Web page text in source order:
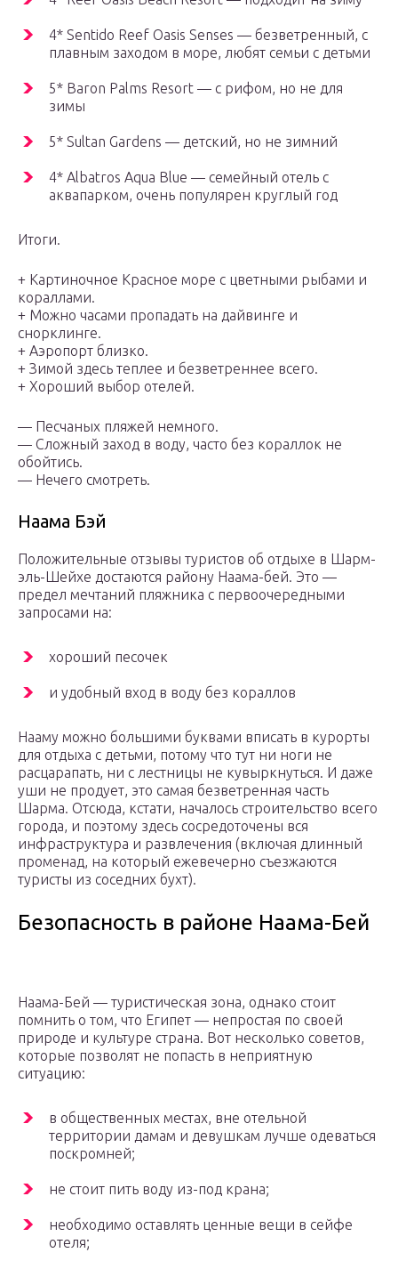
4* Sentido Reef Oasis Senses — безветренный, с
плавным заходом в море, любят семьи с детьми
5* Baron Palms Resort — с рифом, но не для
зимы
5* Sultan Gardens — детский, но не зимний
4* Albatros Aqua Blue — семейный отель с
аквапарком, очень популярен круглый год
Итоги.
+ Картиночное Красное море с цветными рыбами и
кораллами.
+ Можно часами пропадать на дайвинге и
снорклинге.
+ Аэропорт близко.
+ Зимой здесь теплее и безветреннее всего.
+ Хороший выбор отелей.
— Песчаных пляжей немного.
— Сложный заход в воду, часто без кораллок не
обойтись.
— Нечего смотреть.
Наама Бэй
Положительные отзывы туристов об отдыхе в Шарм-
эль-Шейхе достаются району Наама-бей. Это —
предел мечтаний пляжника с первоочередными
запросами на:
хороший песочек
и удобный вход в воду без кораллов
Нааму можно большими буквами вписать в курорты
для отдыха с детьми, потому что тут ни ноги не
расцарапать, ни с лестницы не кувыркнуться. И даже
уши не продует, это самая безветренная часть
Шарма. Отсюда, кстати, началось строительство всего
города, и поэтому здесь сосредоточены вся
инфраструктура и развлечения (включая длинный
променад, на который ежевечерно съезжаются
туристы из соседних бухт).
Безопасность в районе Наама-Бей
Наама-Бей — туристическая зона, однако стоит
помнить о том, что Египет — непростая по своей
природе и культуре страна. Вот несколько советов,
которые позволят не попасть в неприятную
ситуацию:
в общественных местах, вне отельной
территории дамам и девушкам лучше одеваться
поскромней;
не стоит пить воду из-под крана;
необходимо оставлять ценные вещи в сейфе
отеля;